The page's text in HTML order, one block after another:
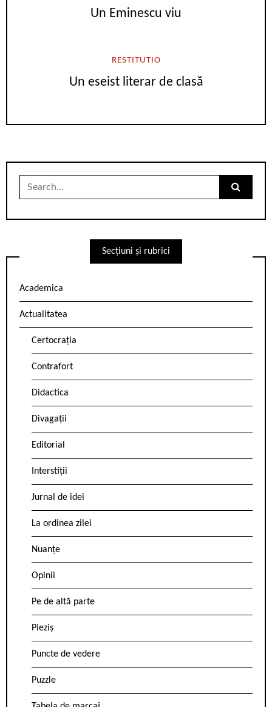
Un Eminescu viu
RESTITUTIO
Un eseist literar de clasă
Search
Secțiuni și rubrici
Academica
Actualitatea
Certocrația
Contrafort
Didactica
Divagații
Editorial
Interstiții
Jurnal de idei
La ordinea zilei
Nuanțe
Opinii
Pe de altă parte
Pieziș
Puncte de vedere
Puzzle